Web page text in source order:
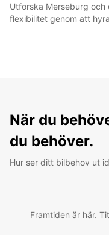
Utforska Merseburg
flexibilitet genom att
När du
du behöver.
Hur ser ditt bilbehov ut
Framtiden är här.